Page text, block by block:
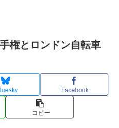
権とロンドン自転車
Facebook
コピー